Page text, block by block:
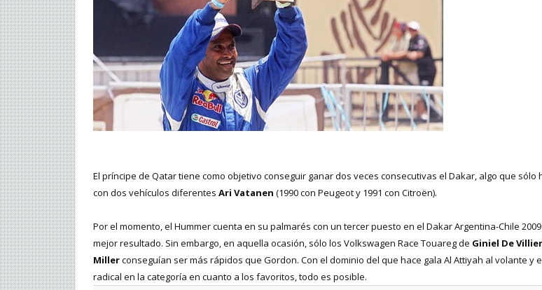
El príncipe de Qatar tiene como objetivo conseguir ganar dos veces consecutivas el Dakar, algo que sólo
con dos vehículos diferentes Ari Vatanen (1990 con Peugeot y 1991 con Citroën).
Por el momento, el Hummer cuenta en su palmarés con un tercer puesto en el Dakar Argentina-Chile
mejor resultado. Sin embargo, en aquella ocasión, sólo los Volkswagen Race Touareg de Giniel De
Millerconseguían ser más rápidos que Gordon. Con el dominio del que hace gala Al Attiyah al volante y
radical en la categoría en cuanto a los favoritos, todo es posible.